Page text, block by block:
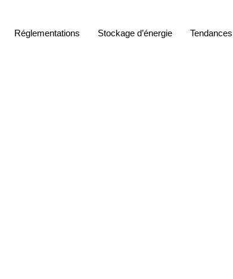
Réglementations Stockage d’énergie